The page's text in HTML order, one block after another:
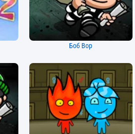
Боб Вор